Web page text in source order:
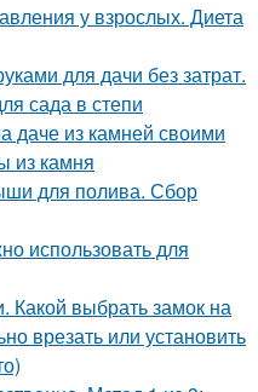
у взрослых. Диета
для дачи без затрат.
сада в степи
из камней своими
из камня
для полива. Сбор
использовать для
Какой выбрать замок на
врезать или установить